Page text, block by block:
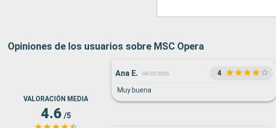
Opiniones de los usuarios sobre MSC Opera
VALORACIÓN MEDIA
4.6 /5
Ana E. 04/07/2026 4
Muy buena